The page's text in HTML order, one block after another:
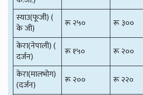
स्याउ(फूजी) (
के जी)
रू २५० रू ३००
केरा(नेपाली) (
दर्जन)
रू १५० रू २००
केरा(मालभोग)
(दर्जन)
रू २०० रू २२०